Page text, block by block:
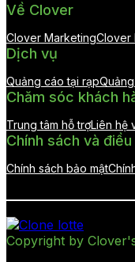
Về Clover
Clover MarketingClover
Dịch vụ
Quảng cáo tại rạp
Chăm sóc khách
Trung tâm hỗ trợLiên hệ
Chính sách và
Chính sách bảo mật
Copyright by